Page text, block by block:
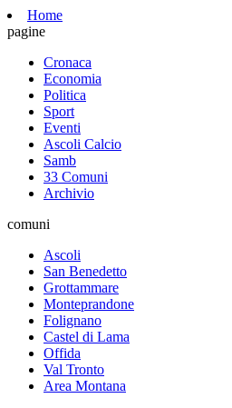
Home
pagine
Cronaca
Economia
Politica
Sport
Eventi
Ascoli Calcio
Samb
33 Comuni
Archivio
comuni
Ascoli
San Benedetto
Grottammare
Monteprandone
Folignano
Castel di Lama
Offida
Val Tronto
Area Montana